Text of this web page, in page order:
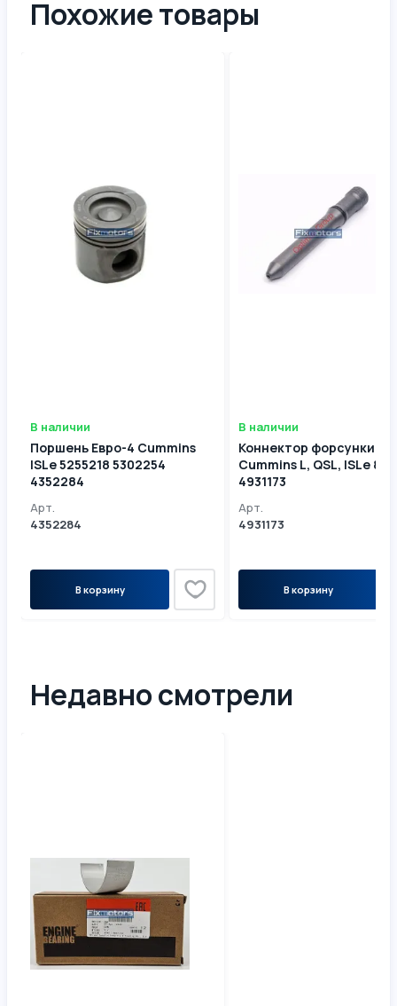
Похожие товары
В наличии
Поршень Евро-4 Cummins
ISLe 5255218 5302254
4352284
Арт.
4352284
В корзину
В наличии
Коннектор форсунки
Cummins L, QSL, ISLe 8.9
4931173
Арт.
4931173
В корзину
Недавно смотрели